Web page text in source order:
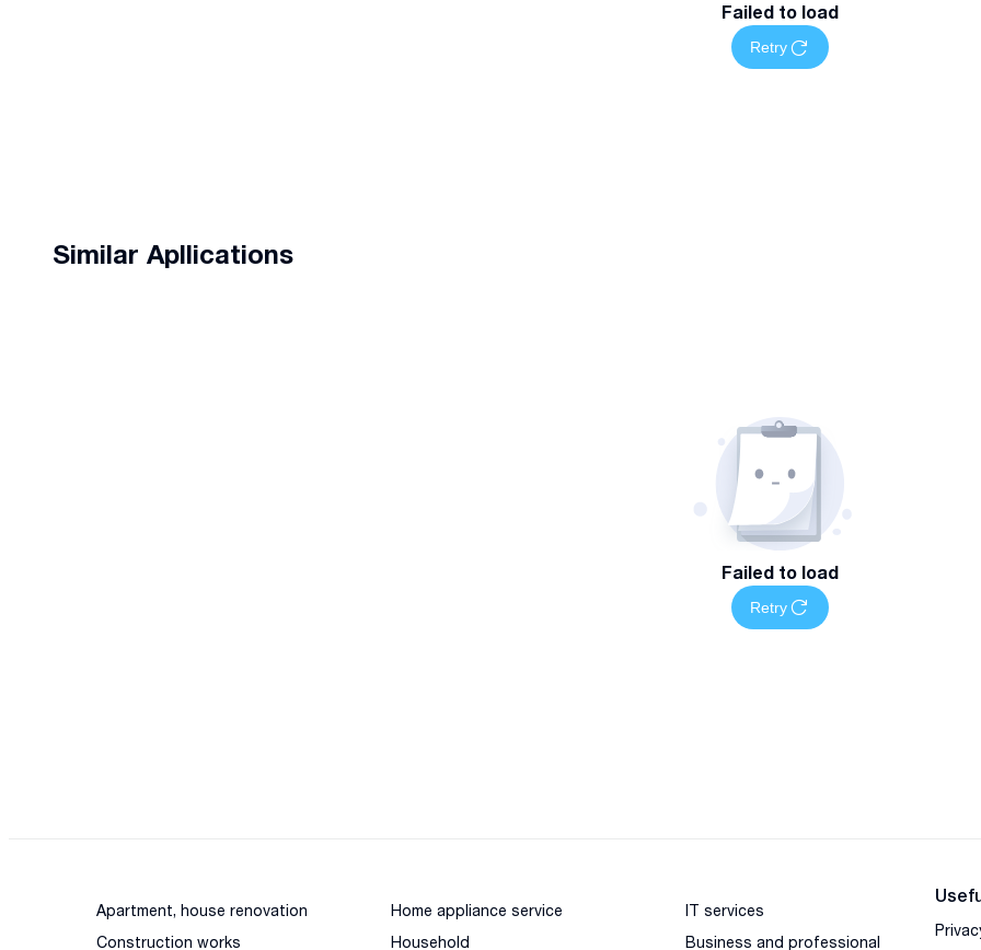
Failed to load
Retry
Similar Apllications
Failed to load
Retry
Apartment, house renovation
Construction works
Home appliance service
Household
IT services
Business and professional